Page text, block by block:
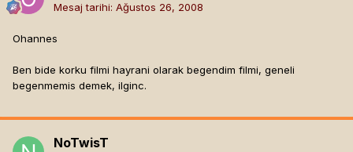
Mesaj tarihi: Ağustos 26, 2008
Ohannes
Ben bide korku filmi hayrani olarak begendim filmi, geneli
begenmemis demek, ilginc.
NoTwisT